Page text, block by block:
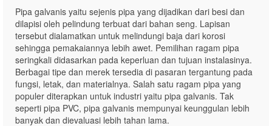
Pipa galvanis yaitu sejenis pipa yang dijadikan dari besi dan
dilapisi oleh pelindung terbuat dari bahan seng. Lapisan
tersebut dialamatkan untuk melindungi baja dari korosi
sehingga pemakaiannya lebih awet. Pemilihan ragam pipa
seringkali didasarkan pada keperluan dan tujuan instalasinya.
Berbagai tipe dan merek tersedia di pasaran tergantung pada
fungsi, letak, dan materialnya. Salah satu ragam pipa yang
populer diterapkan untuk industri yaitu pipa galvanis. Tak
seperti pipa PVC, pipa galvanis mempunyai keunggulan lebih
banyak dan dievaluasi lebih tahan lama.